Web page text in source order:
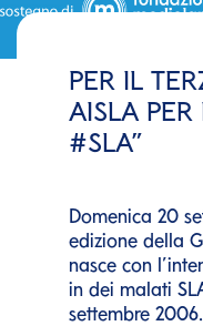
PER IL
AISLA
#SLA”
Domenica 20
edizione della
nasce con
in dei malati
settembre 2006.